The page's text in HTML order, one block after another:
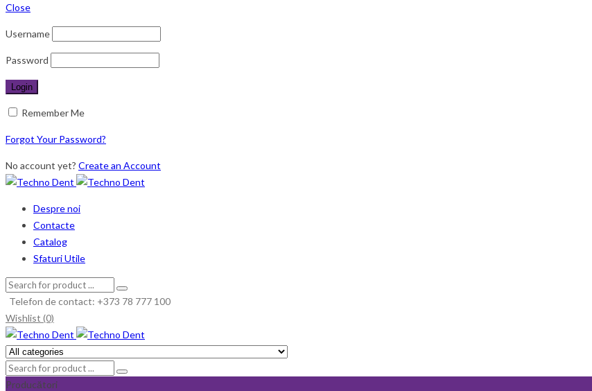
Close
Username
Password
Remember Me
Forgot Your Password?
No account yet? Create an Account
Despre noi
Contacte
Catalog
Sfaturi Utile
Telefon de contact: +373 78 777 100
Wishlist (0)
Producători